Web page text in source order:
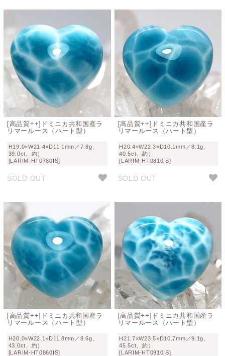
[高品質++]ドミニカ共和国産ラ
リマールース（ハート型）
H19.0×W21.4×D11.1mm／7.8g、
39.0ct、約）
[LARIM-HT0780IS]
SOLD OUT
[高品質++]ドミニカ共和国産ラ
リマールース（ハート型）
H20.4×W22.3×D10.1mm／8.1g、
40.5ct、約）
[LARIM-HT0810IS]
SOLD OUT
[高品質++]ドミニカ共和国産ラ
リマールース（ハート型）
H20.0×W22.1×D11.8mm／8.6g、
43.0ct、約）
[LARIM-HT0860IS]
[高品質++]ドミニカ共和国産ラ
リマールース（ハート型）
H21.7×W23.5×D10.7mm／9.1g、
45.5ct、約）
[LARIM-HT0910IS]